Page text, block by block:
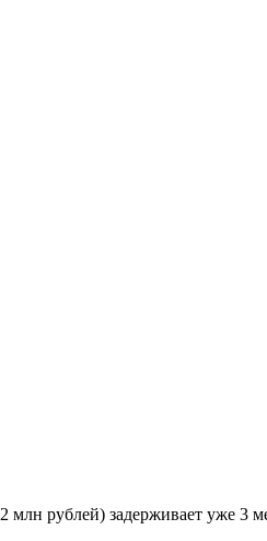
рублей) задерживает уже 3